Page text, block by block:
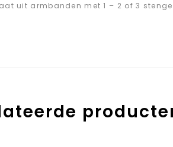
uit armbanden met 1 – 2 of 3